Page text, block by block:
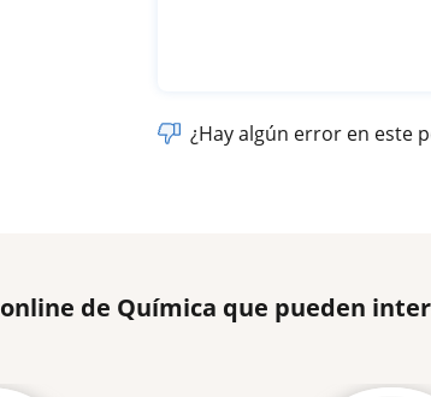
¿Hay algún error en este
de Química que pueden